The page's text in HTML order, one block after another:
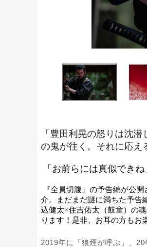
「豊田利晃の怒りは沈
の鬼が往く。それに応
「お前らには真似でき
『全員切腹』の予告編が公
介。まだまだ謎に満ちた予告
込健太×住吉佑太（鼓童）の
ります！是非、お耳の方もお
2019年に「狼煙が呼ぶ」、